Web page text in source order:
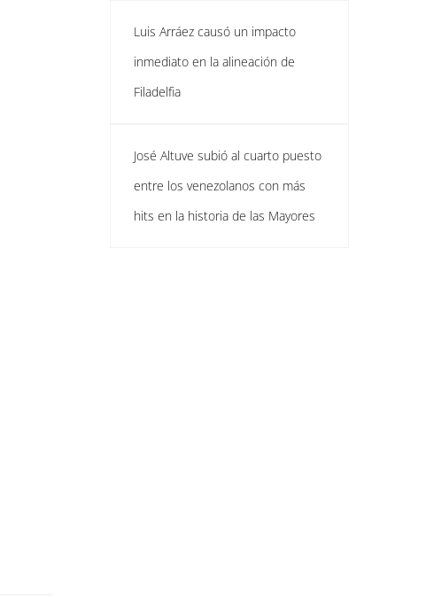
Luis Arráez causó un impacto
inmediato en la alineación de
Filadelfia
José Altuve subió al cuarto puesto
entre los venezolanos con más
hits en la historia de las Mayores